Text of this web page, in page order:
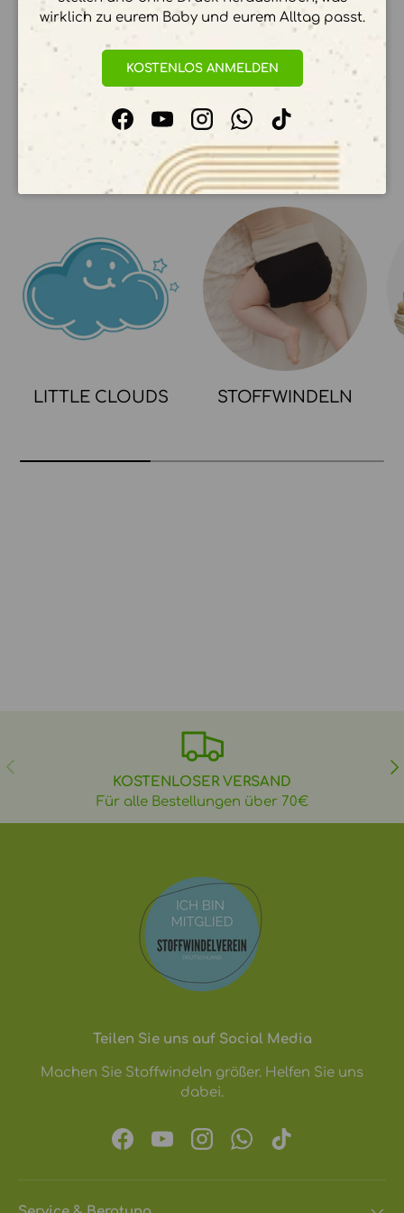
Ihre Zahlungsinformationen werden sicher
verarbeitet. Wir speichern keine
Kreditkartendetails.
UNSERE KOLLEKTIONEN
LITTLE CLOUDS STOFFWINDELN
wirklich zu eurem Baby und eurem Alltag passt.
KOSTENLOS ANMELDEN
FacebookYouTubeInstagramWhatsApp
TikTok
VORHERIGE
KOSTENLOSER VERSAND
Für alle Bestellungen über 70€
Teilen Sie uns auf Social Media
Machen Sie Stoffwindeln größer. Helfen Sie uns
dabei.
FacebookYouTubeInstagramWhatsApp
TikTok